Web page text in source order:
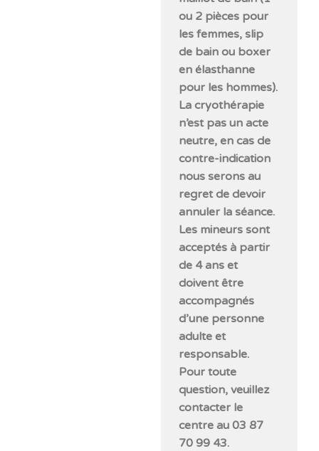
ou 2 pièces pour
les femmes, slip
de bain ou boxer
en élasthanne
pour les hommes).
La cryothérapie
n’est pas un acte
neutre, en cas de
contre-indication
nous serons au
regret de devoir
annuler la séance.
Les mineurs sont
acceptés à partir
de 4 ans et
doivent être
accompagnés
d’une personne
adulte et
responsable.
Pour toute
question, veuillez
contacter le
centre au 03 87
70 99 43.